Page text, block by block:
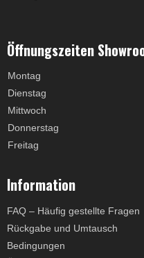
Öffnungszeiten
Montag
Dienstag
Mittwoch
Donnerstag
Freitag
Information
FAQ – Häufig gestellte Fragen
Rückgabe und Umtausch
Bedingungen